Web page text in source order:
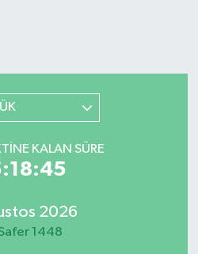
KALAN SÜRE
2026
1448